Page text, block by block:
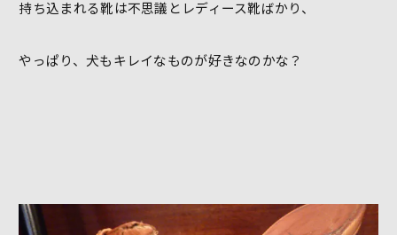
持ち込まれる靴は不思議とレディース靴ばかり、
やっぱり、犬もキレイなものが好きなのかな？